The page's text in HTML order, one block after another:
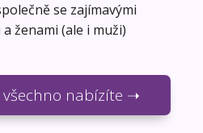
se zajímavými
ženami (ale i muži)
všechno nabízíte ➝